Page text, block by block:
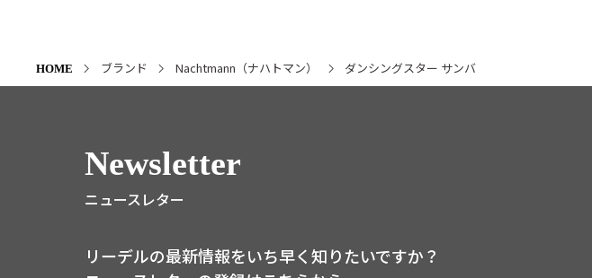
HOME ブランド Nachtmann（ナハトマン） ダンシングスター サンバ
Newsletter
ニュースレター
リーデルの最新情報をいち早く知りたいですか？